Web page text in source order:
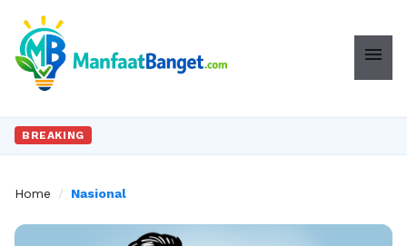
menu
BREAKING
Home / Nasional